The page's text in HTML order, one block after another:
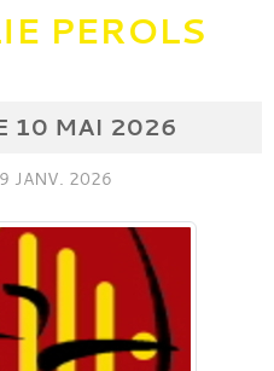
PEROLS
10 MAI 2026
JANV. 2026